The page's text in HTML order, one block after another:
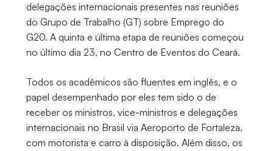
delegações internacionais presentes nas reuniões
do Grupo de Trabalho (GT) sobre Emprego do
G20. A quinta e última etapa de reuniões começou
no último dia 23, no Centro de Eventos do Ceará.
Todos os acadêmicos são fluentes em inglês, e o
papel desempenhado por eles tem sido o de
receber os ministros, vice-ministros e delegações
internacionais no Brasil via Aeroporto de Fortaleza,
com motorista e carro à disposição. Além disso, os